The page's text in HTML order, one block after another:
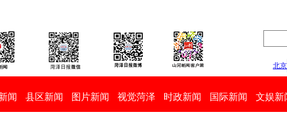
闻 县区新闻 图片新闻 视觉菏泽 时政新闻 国际新闻 文娱新